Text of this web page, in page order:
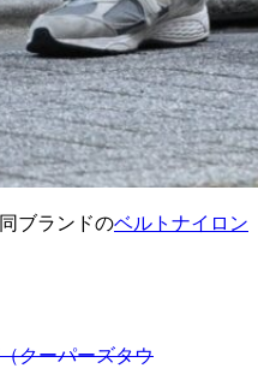
ブランドのベルトナイロン
クーパーズタウ